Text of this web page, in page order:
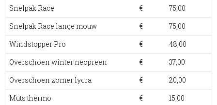
Snelpak Race
€ 75,00
Snelpak Race lange mouw
€ 75,00
Windstopper Pro
€ 48,00
Overschoen winter neopreen
€ 37,00
Overschoen zomer lycra
€ 20,00
Muts thermo
€ 15,00